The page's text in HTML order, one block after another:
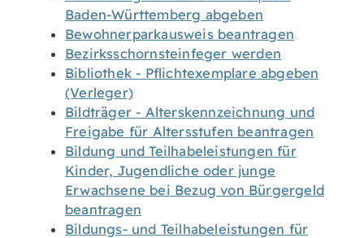
Baden-Württemberg abgeben
Bewohnerparkausweis beantragen
Bezirksschornsteinfeger werden
Bibliothek - Pflichtexemplare abgeben
(Verleger)
Bildträger - Alterskennzeichnung und
Freigabe für Altersstufen beantragen
Bildung und Teilhabeleistungen für
Kinder, Jugendliche oder junge
Erwachsene bei Bezug von Bürgergeld
beantragen
Bildungs- und Teilhabeleistungen für